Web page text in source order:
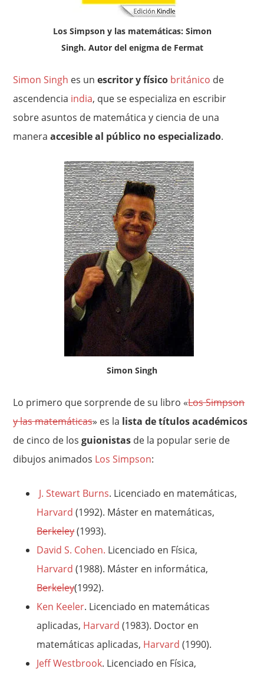
Los Simpson y las matemáticas: Simon
Singh. Autor del enigma de Fermat
Simon Singh es unescritor y físico británico de
ascendencia india, que se especializa en escribir
sobre asuntos de matemática y ciencia de una
maneraaccesible al público no especializado.
Simon Singh
Lo primero que sorprende de su libro «Los Simpson
y las matemáticas» es la lista de títulos académicos
de cinco de losguionistas de la popular serie de
dibujos animados Los Simpson:
J. Stewart Burns. Licenciado en matemáticas,
Harvard (1992). Máster en matemáticas,
Berkeley(1993).
David S. Cohen. Licenciado en Física,
Harvard (1988). Máster en informática,
Berkeley(1992).
Ken Keeler. Licenciado en matemáticas
aplicadas, Harvard (1983). Doctor en
matemáticas aplicadas, Harvard (1990).
Jeff Westbrook. Licenciado en Física,